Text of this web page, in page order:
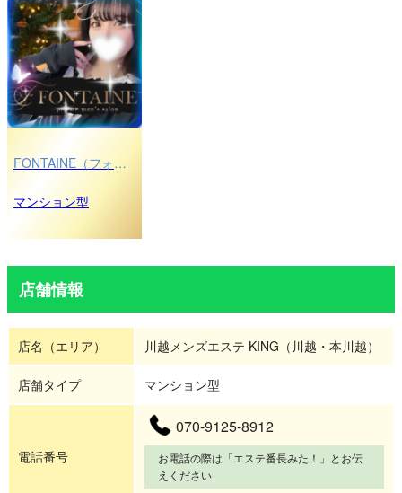
FONTAINE（フォンテーヌ）
マンション型
店舗情報
店名（エリア） 川越メンズエステ KING（川越・本川越）
店舗タイプ マンション型
電話番号
070-9125-8912
お電話の際は「エステ番長みた！」とお伝
えください